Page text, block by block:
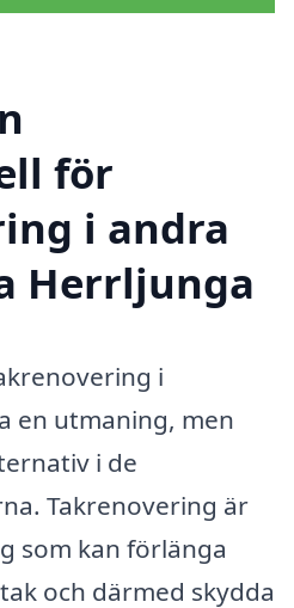
för
i andra
Herrljunga
i
en utmaning, men
i de
Takrenovering är
som kan förlänga
och därmed skydda